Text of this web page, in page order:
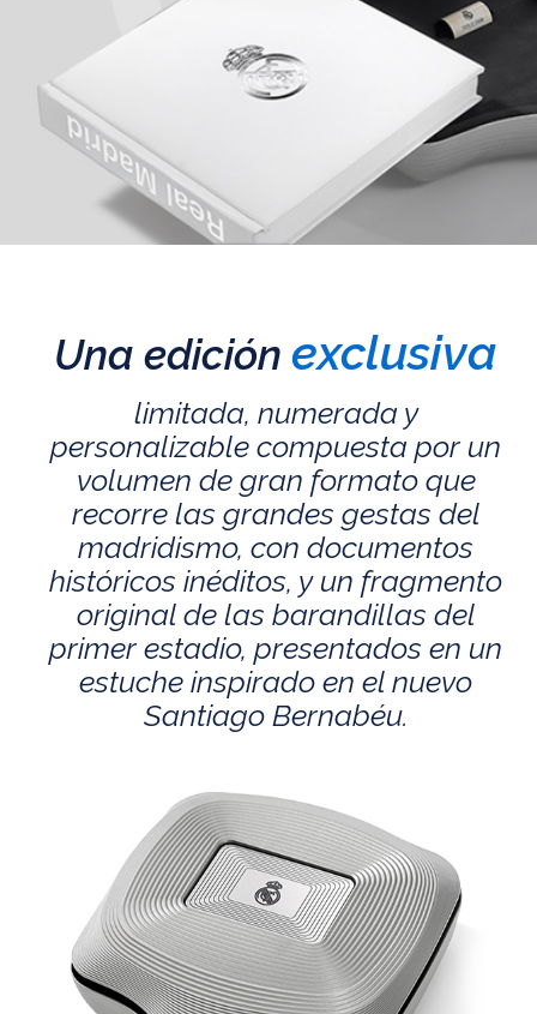
Una edición exclusiva
limitada, numerada y
personalizable compuesta por un
volumen de gran formato que
recorre las grandes gestas del
madridismo, con documentos
históricos inéditos, y un fragmento
original de las barandillas del
primer estadio, presentados en un
estuche inspirado en el nuevo
Santiago Bernabéu.